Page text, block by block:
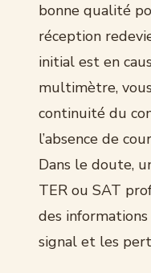
bonne qualité
réception
initial est en
multimètre,
continuité du
l’absence de
Dans le doute,
TER ou SAT
des
signal et les